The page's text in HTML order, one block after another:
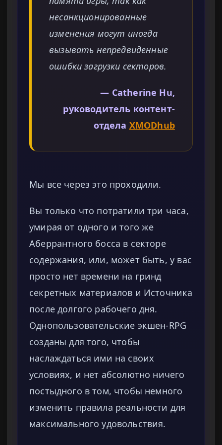
несанкционированные
изменения могут иногда
вызывать непредвиденные
ошибки загрузки секторов.
— Catherine Hu,
руководитель контент-
отдела XMODhub
Мы все через это проходили.
Вы только что потратили три часа,
умирая от одного и того же
Аберрантного босса в секторе
содержания, или, может быть, у вас
просто нет времени на гринд
секретных материалов и Источника
после долгого рабочего дня.
Однопользовательские экшен-RPG
созданы для того, чтобы
наслаждаться ими на своих
условиях, и нет абсолютно ничего
постыдного в том, чтобы немного
изменить правила реальности для
максимального удовольствия.